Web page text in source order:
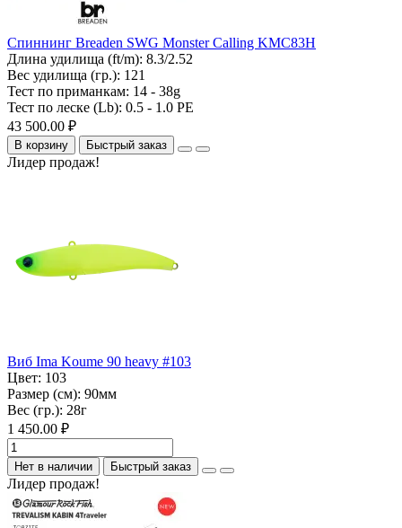
Спиннинг Breaden SWG Monster Calling KMC83H
Длина удилища (ft/m): 8.3/2.52
Вес удилища (гр.): 121
Тест по приманкам: 14 - 38g
Тест по леске (Lb): 0.5 - 1.0 PE
43 500.00 ₽
В корзину Быстрый заказ
Лидер продаж!
Виб Ima Koume 90 heavy #103
Цвет: 103
Размер (см): 90мм
Вес (гр.): 28г
1 450.00 ₽
Нет в наличии Быстрый заказ
Лидер продаж!